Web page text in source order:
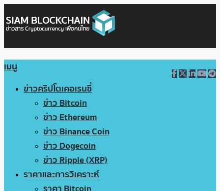
เมนู
ข่าวคริปโตเคอเรนซี่
ข่าว Bitcoin
ข่าว Ethereum
ข่าว Binance Coin
ข่าว Dogecoin
ข่าว Ripple (XRP)
ราคาและการวิเคราะห์